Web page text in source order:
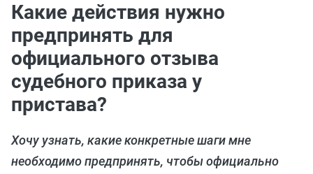
Какие действия нужно
предпринять для
официального отзыва
судебного приказа у
пристава?
Хочу узнать, какие конкретные шаги мне
необходимо предпринять, чтобы официально